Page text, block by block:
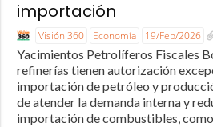
importación
Visión 360 Economía 19/Feb/2026
Yacimientos Petrolíferos Fiscales
refinerías tienen autorización
importación de petróleo y
de atender la demanda interna y
importación de combustibles, como